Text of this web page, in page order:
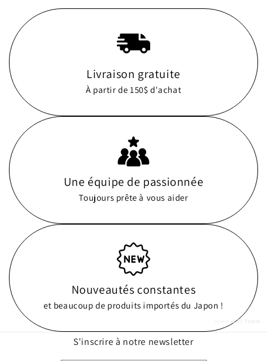
Livraison gratuite
À partir de 150$ d'achat
Une équipe de passionnée
Toujours prête à vous aider
Nouveautés constantes
et beaucoup de produits importés du Japon !
powered by
S'inscrire à notre newsletter